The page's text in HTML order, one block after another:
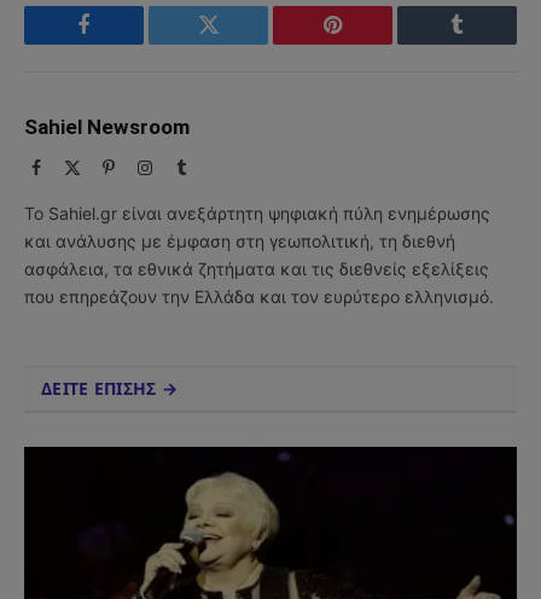
Facebook Twitter Pinterest Tumblr
Sahiel Newsroom
Facebook PinterestInstagram
Tumblr
Το Sahiel.gr είναι ανεξάρτητη ψηφιακή πύλη ενημέρωσης
και ανάλυσης με έμφαση στη γεωπολιτική, τη διεθνή
ασφάλεια, τα εθνικά ζητήματα και τις διεθνείς εξελίξεις
που επηρεάζουν την Ελλάδα και τον ευρύτερο ελληνισμό.
ΔΕΙΤΕ ΕΠΙΣΗΣ →